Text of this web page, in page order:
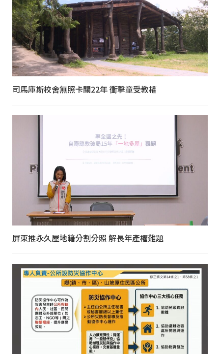
司馬庫斯校舍無照卡關22年 衝擊童受教權
屏東推永久屋地籍分割分照 解長年產權難題